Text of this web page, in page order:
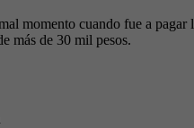
momento cuando fue a pagar
más de 30 mil pesos.